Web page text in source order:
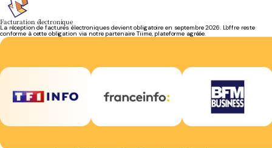
Facturation électronique
La réception de factures électroniques devient obligatoire en septembre 2026. L'offre reste
conforme à cette obligation via notre partenaire Tiime, plateforme agréée.